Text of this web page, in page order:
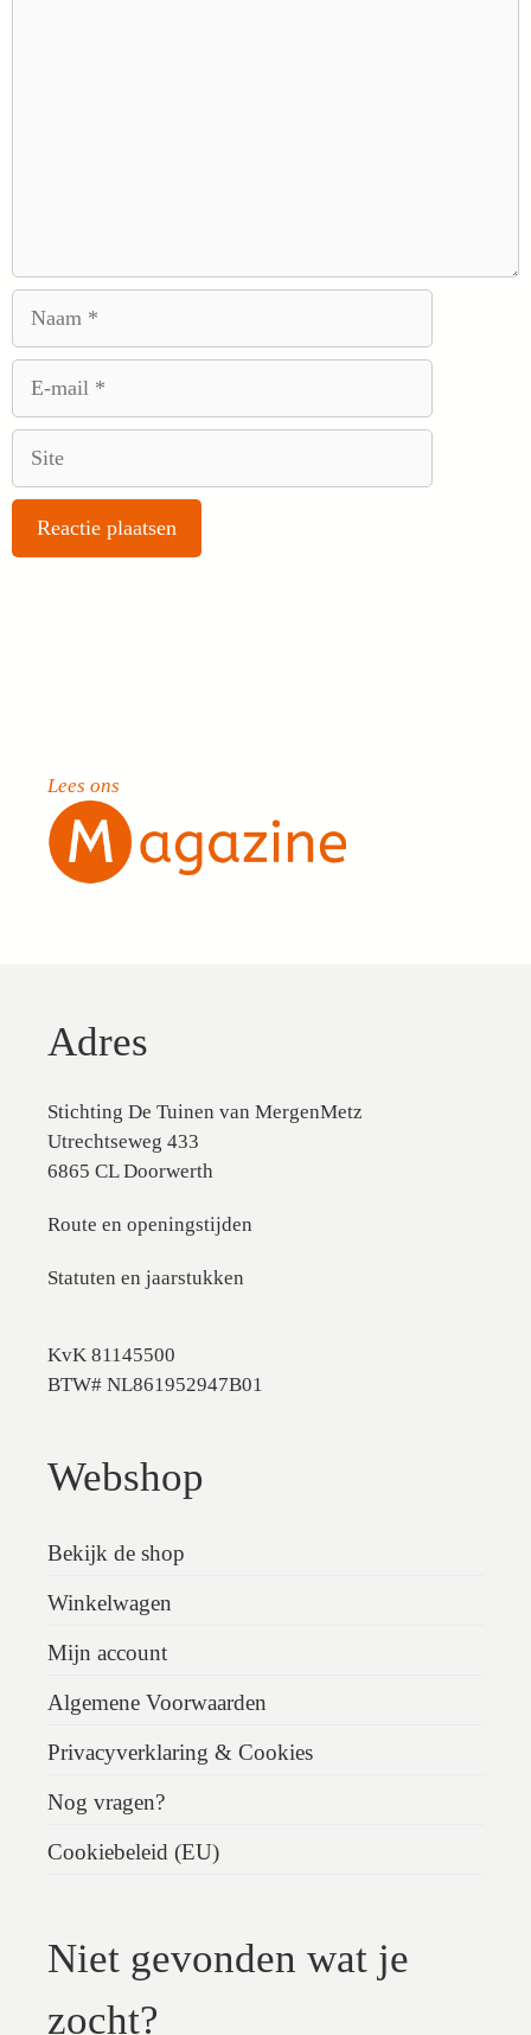
Lees ons
Adres
Stichting De Tuinen van MergenMetz
Utrechtseweg 433
6865 CL Doorwerth
Route en openingstijden
Statuten en jaarstukken
KvK 81145500
BTW# NL861952947B01
Webshop
Bekijk de shop
Winkelwagen
Mijn account
Algemene Voorwaarden
Privacyverklaring & Cookies
Nog vragen?
Cookiebeleid (EU)
Niet gevonden wat je
zocht?